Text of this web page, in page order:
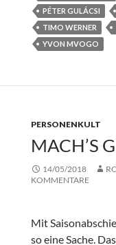
PÉTER GULÁCSI
TIMO WERNER
YVON MVOGO
PERSONENKULT
MACH’S
14/05/2018
KOMMENTARE
Mit
so eine Sache.